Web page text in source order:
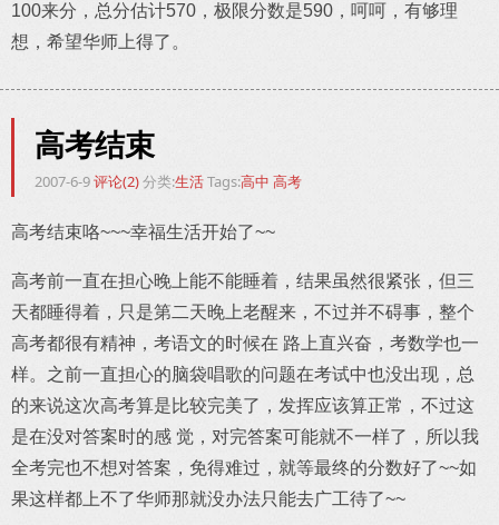
100来分，总分估计570，极限分数是590，呵呵，有够理
想，希望华师上得了。
高考结束
2007-6-9评论(2)分类:生活Tags:高中 高考
高考结束咯~~~幸福生活开始了~~
高考前一直在担心晚上能不能睡着，结果虽然很紧张，但三
天都睡得着，只是第二天晚上老醒来，不过并不碍事，整个
高考都很有精神，考语文的时候在 路上直兴奋，考数学也一
样。之前一直担心的脑袋唱歌的问题在考试中也没出现，总
的来说这次高考算是比较完美了，发挥应该算正常，不过这
是在没对答案时的感 觉，对完答案可能就不一样了，所以我
全考完也不想对答案，免得难过，就等最终的分数好了~~如
果这样都上不了华师那就没办法只能去广工待了~~